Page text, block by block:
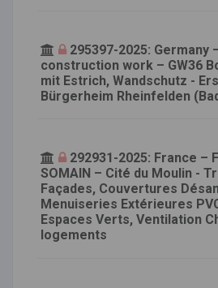
295397-2025: Germany
construction work – GW36
mit Estrich, Wandschutz -
Bürgerheim Rheinfelden
292931-2025: France –
SOMAIN – Cité du Moulin -
Façades, Couvertures
Menuiseries Extérieures
Espaces Verts, Ventilation
logements